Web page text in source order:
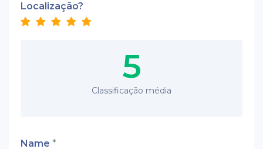
Localização?
5
Classificação média
Name *